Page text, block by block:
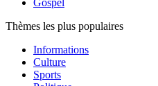
Gospel
Thèmes les plus populaires
Informations
Culture
Sports